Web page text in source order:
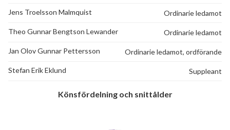
Jens Troelsson Malmquist Ordinarie ledamot
Theo Gunnar Bengtson Lewander Ordinarie ledamot
Jan Olov Gunnar Pettersson Ordinarie ledamot, ordförande
Stefan Erik Eklund Suppleant
Könsfördelning och snittålder